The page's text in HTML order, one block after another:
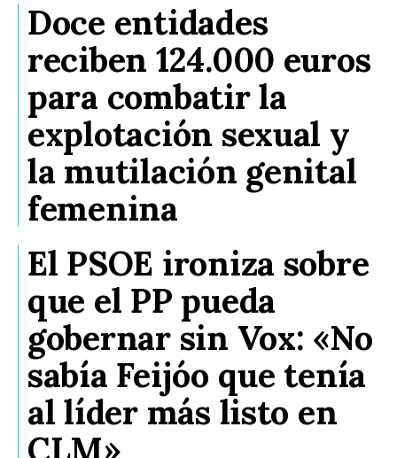
Doce entidades
reciben 124.000 euros
para combatir la
explotación sexual y
la mutilación genital
femenina
El PSOE ironiza sobre
que el PP pueda
gobernar sin Vox: «No
sabía Feijóo que tenía
al líder más listo en
CLM»